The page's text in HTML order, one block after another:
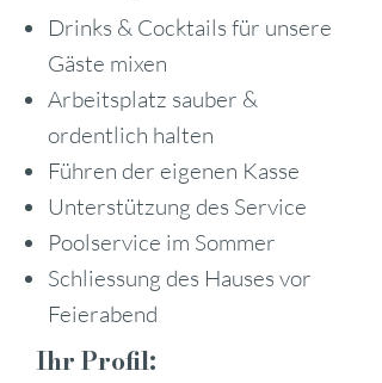
Drinks & Cocktails für unsere
Gäste mixen
Arbeitsplatz sauber &
ordentlich halten
Führen der eigenen Kasse
Unterstützung des Service
Poolservice im Sommer
Schliessung des Hauses vor
Feierabend
Ihr Profil: